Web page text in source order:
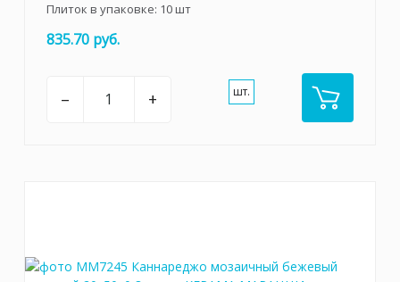
Плиток в упаковке: 10шт
835.70 руб.
– + шт.